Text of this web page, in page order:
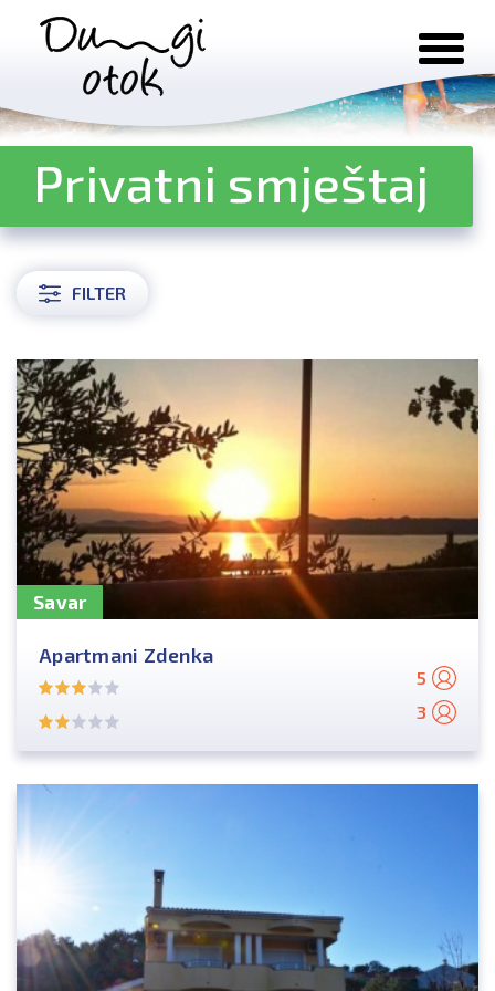
Preskoči na sadržaj
Privatni smještaj
FILTER
Savar
Apartmani Zdenka
5
3